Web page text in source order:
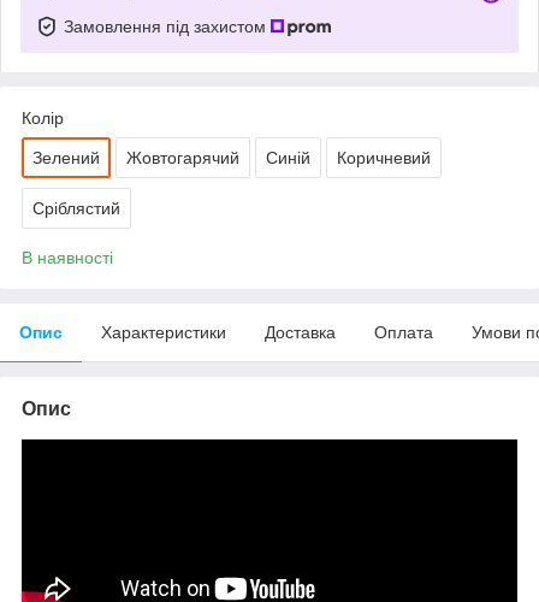
Замовлення під захистом
Колір
Зелений Жовтогарячий Синій Коричневий
Сріблястий
В наявності
Опис Характеристики Доставка Оплата Умови
Опис